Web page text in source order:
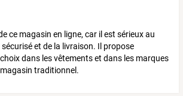
ce magasin en ligne, car il est sérieux au
et de la livraison. Il propose
dans les vêtements et dans les marques
traditionnel.